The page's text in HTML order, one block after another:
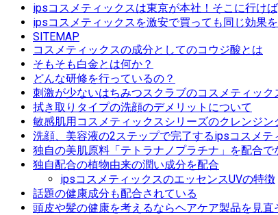
ipsコスメティックスは東京が本社！そこに行け
ipsコスメティックスを激安で買っても同じ効果
SITEMAP
コスメティックスの成分としてのコウジ酸とは
そもそも白金とは何か？
どんな研修を行っているの？
刺激が少ないはちみつスクラブのコスメティック
拭き取りタイプの洗顔のデメリットについて
敏感肌用コスメティックスシリーズのクレンジン
洗顔、美容液の2ステップで完了するipsコスメテ
独自の美肌原料「テトラナノプラチナ」を配合で
独自配合の植物由来の潤い成分を配合
ipsコスメティックスのエッセンスUVの特徴
話題の健康成分も配合されている
頭皮や髪の健康を考えるならヘアケア製品を見直